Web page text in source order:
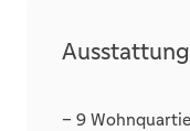
Das
Ausstattung
– 9